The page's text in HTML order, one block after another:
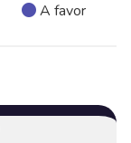
A favor